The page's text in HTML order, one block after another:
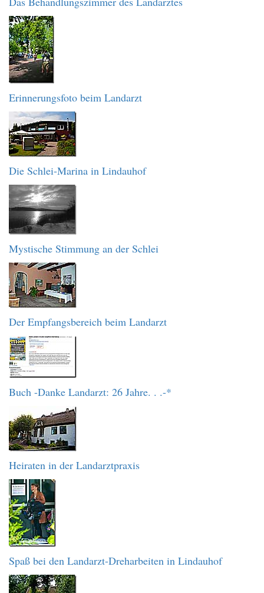
Erinnerungsfoto beim Landarzt
Die Schlei-Marina in Lindauhof
Mystische Stimmung an der Schlei
Der Empfangsbereich beim Landarzt
Buch -Danke Landarzt: 26 Jahre. . .-*
Heiraten in der Landarztpraxis
Spaß bei den Landarzt-Dreharbeiten in Lindauhof